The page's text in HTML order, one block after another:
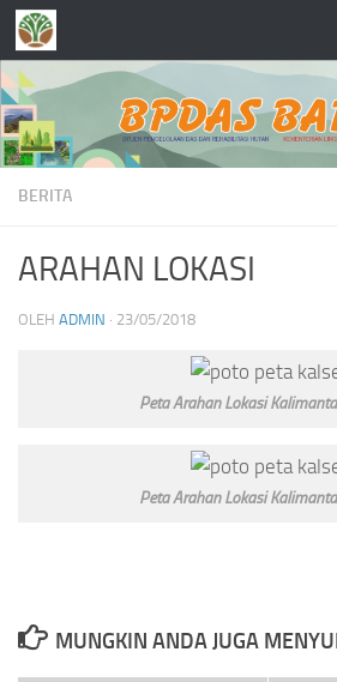
Skip to content
BERITA
ARAHAN LOKASI
OLEH ADMIN · 23/05/2018
Peta Arahan Lokasi
Peta Arahan Lokasi
MUNGKIN ANDA JUGA